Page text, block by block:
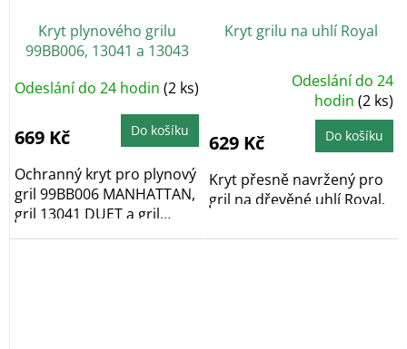
Kryt plynového grilu
99BB006, 13041 a 13043
Odeslání do 24 hodin (2 ks)
669 Kč Do košíku
Ochranný kryt pro plynový
gril 99BB006 MANHATTAN,
gril 13041 DUET a gril
13043 ROYAL...
Kryt grilu na uhlí Royal
5,0
z
5
Odeslání do 24
hodin(2 ks)
629 Kč Do košíku
Kryt přesně navržený pro
gril na dřevěné uhlí Royal.